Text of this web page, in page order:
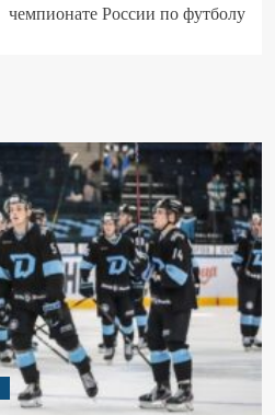
чемпионате России по футболу